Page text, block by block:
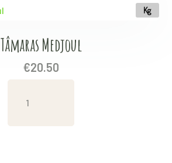
Kg
Tâmaras Medjoul
€20.50
Medjoul